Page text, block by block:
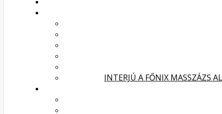
INTERJÚ A FŐNIX MASSZÁZS